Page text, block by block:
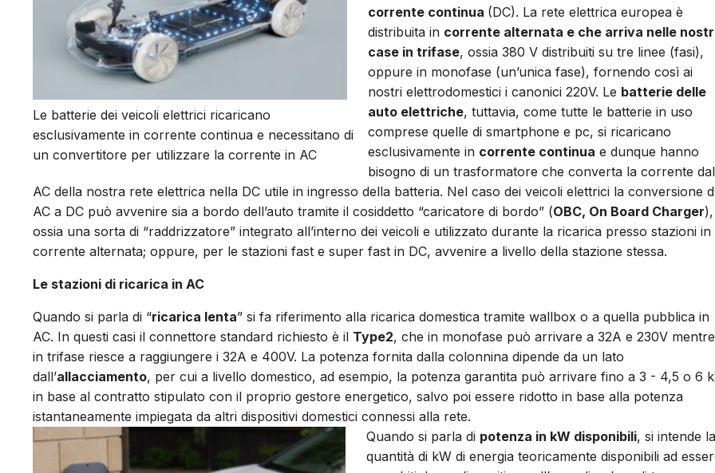
Le batterie dei veicoli elettrici ricaricano
esclusivamente in corrente continua e necessitano di
un convertitore per utilizzare la corrente in AC
corrente continua (DC). La rete elettrica europea è
distribuita in corrente alternata e che arriva nelle
case in trifase, ossia 380 V distribuiti su tre linee (fasi),
oppure in monofase (un’unica fase), fornendo così ai
nostri elettrodomestici i canonici 220V. Le batterie delle
auto elettriche, tuttavia, come tutte le batterie in uso
comprese quelle di smartphone e pc, si ricaricano
esclusivamente in corrente continua e dunque hanno
bisogno di un trasformatore che converta la corrente
AC della nostra rete elettrica nella DC utile in ingresso della batteria. Nel caso dei veicoli elettrici la conversione
AC a DC può avvenire sia a bordo dell’auto tramite il cosiddetto “caricatore di bordo” (OBC, On Board Charger),
ossia una sorta di “raddrizzatore” integrato all’interno dei veicoli e utilizzato durante la ricarica presso stazioni in
corrente alternata; oppure, per le stazioni fast e super fast in DC, avvenire a livello della stazione stessa.
Le stazioni di ricarica in AC
Quando si parla di “ricarica lenta” si fa riferimento alla ricarica domestica tramite wallbox o a quella pubblica in
AC. In questi casi il connettore standard richiesto è il Type2, che in monofase può arrivare a 32A e 230V mentre
in trifase riesce a raggiungere i 32A e 400V. La potenza fornita dalla colonnina dipende da un lato
dall’allacciamento, per cui a livello domestico, ad esempio, la potenza garantita può arrivare fino a 3 - 4,5 o 6
in base al contratto stipulato con il proprio gestore energetico, salvo poi essere ridotto in base alla potenza
istantaneamente impiegata da altri dispositivi domestici connessi alla rete.
Quando si parla di potenza in kW disponibili, si intende la
quantità di kW di energia teoricamente disponibili ad